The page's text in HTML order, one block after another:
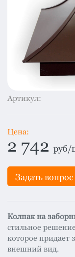
Артикул:
Цена:
2 742 руб/
Задать вопрос
Колпак на
стильное
которое придает
внешний вид.